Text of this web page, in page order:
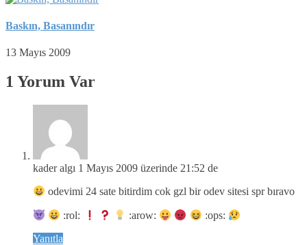
Baskın, Basanındır
13 Mayıs 2009
1 Yorum Var
kader algı 1 Mayıs 2009 üzerinde 21:52 de
odevimi 24 sate bitirdim cok gzl bir odev sitesi spr bıravo
:rol: :arow:
:ops:
Yanıtla